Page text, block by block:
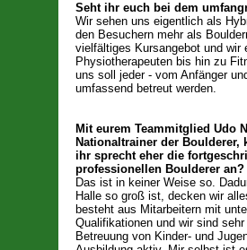
Seht ihr euch bei dem
Wir sehen uns eigentlich als
den Besuchern mehr als
vielfältiges Kursangebot und wir
Physiotherapeuten bis hin zu
uns soll jeder - vom Anfänger
umfassend betreut werden.
Mit eurem Teammitglied Udo
Nationaltrainer der Boulderer,
ihr sprecht eher die
professionellen Boulderer an?
Das ist in keiner Weise so.
Halle so groß ist, decken wir
besteht aus Mitarbeitern mit
Qualifikationen und wir sind
Betreuung von Kinder- und